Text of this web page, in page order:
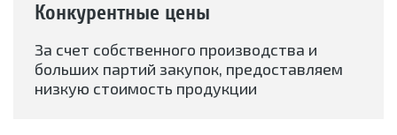
Конкурентные цены
За счет собственного производства и
больших партий закупок, предоставляем
низкую стоимость продукции